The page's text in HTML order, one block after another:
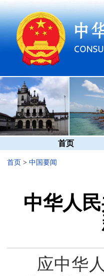
首页
首页 > 中国要闻
中华人
应中华